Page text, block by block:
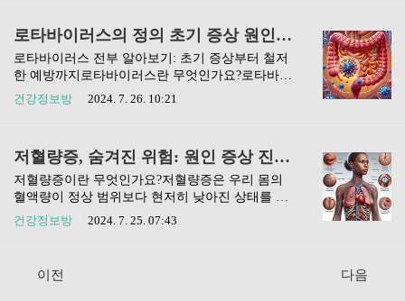
잇고 있습니다. 이는 오랜 시간 동안의 불량한..
7만 명에 달하며, 이는 5년 전보다 2.4배 증가한 수
치입니다. 이러한 상황은 뇌졸중과 심장병의 위험
을 높이고 있어 심각한 주의가 필요합니다.호르몬
변화와 불량한 식습관의 상관관계50세가 넘으면
여성의 에스트로겐 수치가 감소하면서 혈액의 질
다. 특히 갱년기 이후에는 혈압과 당뇨병 외에도 혈
액의 질이 나빠지는 것이 뇌..
로타바이러스의 정의 초기 증상 원인부터 전파 경로및 철저한 예방까지
로타바이러스 전부 알아보기: 초기 증상부터 철저
한 예방까지로타바이러스란 무엇인가요?로타바이
러스는 주로 유아와 소아에게 설사, 구통, 발열 등
는 탈수와 같은 심각한 합병증을 초래하기도 해요.
겨울과 봄에 주로 유행하는 이 바이러스는 감염된
사람의 대변을 통해 쉽게 전파되며, 적절한 위생 관
리와 예방 접종이 중요한 역할을 한답니다. 로타바
이러스에 대한 폭넓은 이해를 바탕으로 증상을 알
상은 무엇일까요?로타바이러스에 감염되면 보통 2
건강정보방 2024. 7. 26. 10:21
저혈량증, 숨겨진 위험: 원인 증상 진단과 치료방법 대처의 모든 것
저혈량증이란 무엇인가요?저혈량증은 우리 몸의
혈액량이 정상 범위보다 현저히 낮아진 상태를 말
해요. 신체의 다양한 기관과 조직에 충분한 산소와
증의 원인부터 증상, 치료 방법에 이르기까지 자세
히 알아볼 예정이에요. 일상생활 속에서 잘못된 습
건강정보방 2024. 7. 25. 07:43
이전 다음